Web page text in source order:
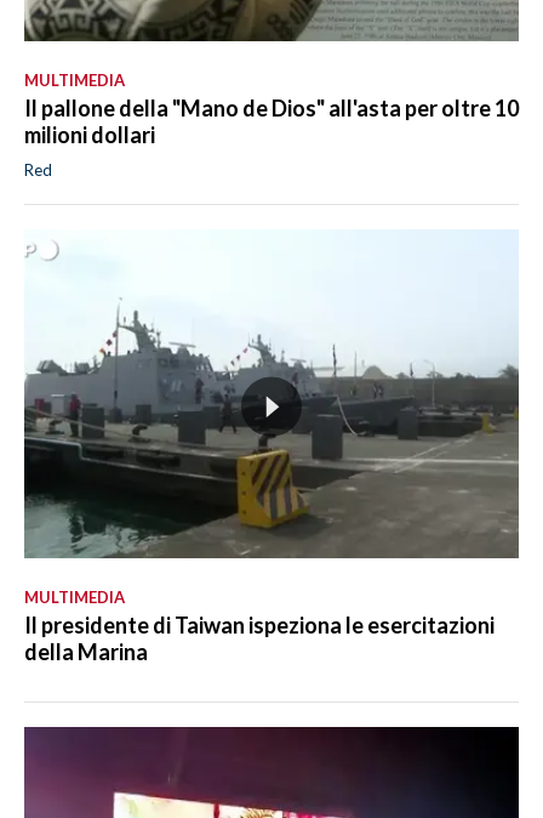
MULTIMEDIA
Il pallone della "Mano de Dios" all'asta per oltre 10
milioni dollari
Red
MULTIMEDIA
Il presidente di Taiwan ispeziona le esercitazioni
della Marina